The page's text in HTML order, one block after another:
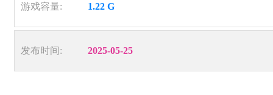
游戏容量: 1.22 G
发布时间: 2025-05-25